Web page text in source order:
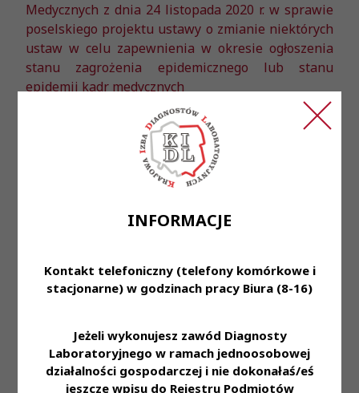
INFORMACJE
Kontakt telefoniczny (telefony komórkowe i
stacjonarne) w godzinach pracy Biura (8-16)
Jeżeli wykonujesz zawód Diagnosty
Laboratoryjnego w ramach jednoosobowej
działalności gospodarczej i nie dokonałaś/eś
jeszcze wpisu do Rejestru Podmiotów
Medycznych z dnia 24 listopada 2020 r. w sprawie
poselskiego projektu ustawy o zmianie niektórych
ustaw w celu zapewnienia w okresie ogłoszenia
stanu zagrożenia epidemicznego lub stanu
epidemii kadr medycznych
Przeczytaj również
Komunikat Prezes KRDL z dnia 6.08.2026